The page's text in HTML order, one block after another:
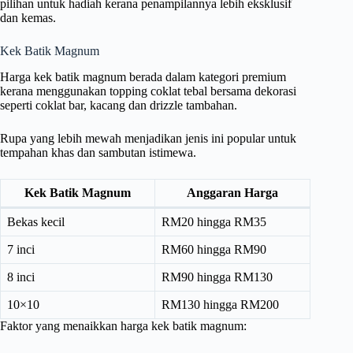
pilihan untuk hadiah kerana penampilannya lebih eksklusif
dan kemas.
Kek Batik Magnum
Harga kek batik magnum berada dalam kategori premium
kerana menggunakan topping coklat tebal bersama dekorasi
seperti coklat bar, kacang dan drizzle tambahan.
Rupa yang lebih mewah menjadikan jenis ini popular untuk
tempahan khas dan sambutan istimewa.
Kek Batik Magnum Anggaran Harga
Bekas kecil RM20 hingga RM35
7 inci RM60 hingga RM90
8 inci RM90 hingga RM130
10×10
RM130 hingga RM200
Faktor yang menaikkan harga kek batik magnum: